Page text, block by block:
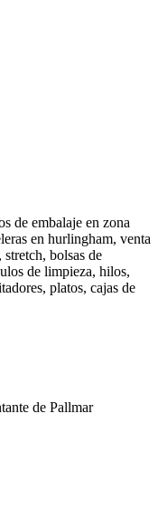
de embalaje en zona
en hurlingham, venta
bolsas de
de limpieza, hilos,
platos, cajas de
de Pallmar